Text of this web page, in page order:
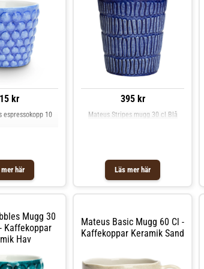
Design.
Koppar hos Royal Design.
kr
här
espressokopp 10
395 kr
Läs mer här
Mateus Stripes mugg 30 cl Blå
Mugg 30
Kaffekoppar
Hav
Mateus Basic Mugg 60 Cl -
Kaffekoppar Keramik Sand